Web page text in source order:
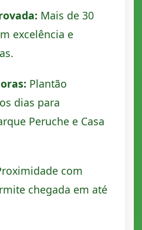
Mais de 30
excelência e
Plantão
dias para
Peruche e Casa
com
chegada em até